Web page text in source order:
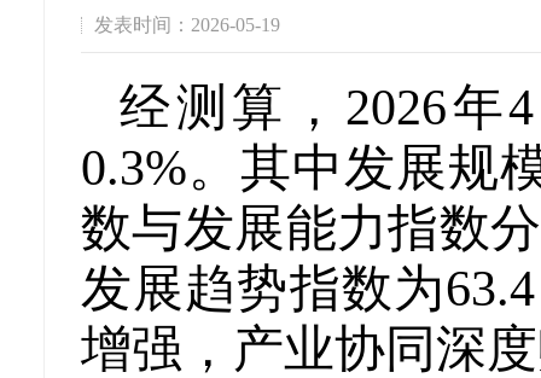
发表时间：2026-05-19
经测算，2026年
0.3%。其中发展规
数与发展能力指数
发展趋势指数为
增强，产业协同深